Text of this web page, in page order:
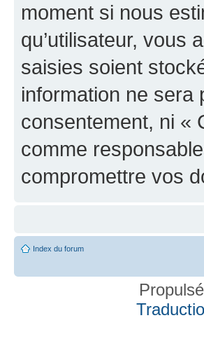
moment si nous
qu’utilisateur, vous
saisies soient
information ne sera
consentement, ni «
comme
compromettre vos
Index du forum